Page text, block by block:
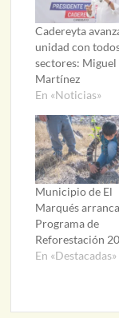
Cadereyta
unidad con
sectores: Miguel
Martínez
En «Noticias»
Municipio de El
Marqués
Programa de
Reforestación
En «Destacadas»